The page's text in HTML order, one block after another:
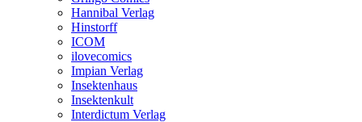
Hannibal Verlag
Hinstorff
ICOM
ilovecomics
Impian Verlag
Insektenhaus
Insektenkult
Interdictum Verlag